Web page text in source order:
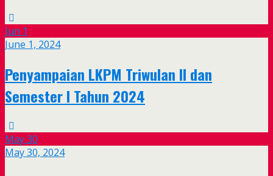
Jun 1
June 1, 2024
Penyampaian LKPM Triwulan II dan
Semester I Tahun 2024
May30
May 30, 2024